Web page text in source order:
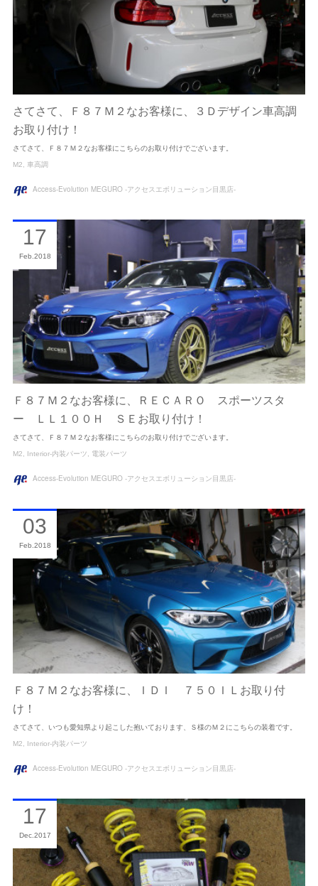
さてさて、Ｆ８７Ｍ２なお客様に、３Ｄデザイン車高調
お取り付け！
さてさて、Ｆ８７Ｍ２なお客様にこちらのお取り付けでございます。
M2 車高調
Access-Evolution MEGURO -アクセスエボリューション目黒店-
Ｆ８７Ｍ２なお客様に、ＲＥＣＡＲＯ スポーツスタ
ー ＬＬ１００Ｈ ＳＥお取り付け！
さてさて、Ｆ８７Ｍ２なお客様にこちらのお取り付けでございます。
17
Feb 2018
M2 Interior-内装パーツ 電装パーツ
Access-Evolution MEGURO -アクセスエボリューション目黒店-
Ｆ８７Ｍ２なお客様に、ＩＤＩ ７５０ＩＬお取り付
け！
さてさて、いつも愛知県より起こした抱いております、Ｓ様のＭ２にこちらの装着です。
03
Feb 2018
M2 Interior-内装パーツ
Access-Evolution MEGURO -アクセスエボリューション目黒店-
17
Dec 2017